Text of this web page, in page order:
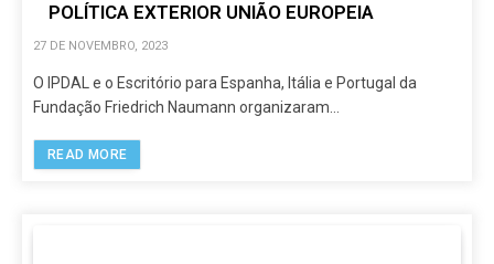
POLÍTICA EXTERIOR UNIÃO EUROPEIA
27 DE NOVEMBRO, 2023
O IPDAL e o Escritório para Espanha, Itália e Portugal da
Fundação Friedrich Naumann organizaram…
READ MORE